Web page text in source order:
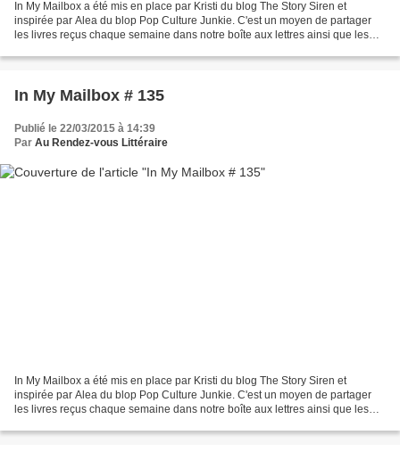
In My Mailbox a été mis en place par Kristi du blog The Story Siren et
inspirée par Alea du blop Pop Culture Junkie. C'est un moyen de partager
les livres reçus chaque semaine dans notre boîte aux lettres ainsi que les
In My Mailbox # 135
Publié le 22/03/2015 à 14:39
Par Au Rendez-vous Littéraire
In My Mailbox a été mis en place par Kristi du blog The Story Siren et
inspirée par Alea du blop Pop Culture Junkie. C'est un moyen de partager
les livres reçus chaque semaine dans notre boîte aux lettres ainsi que les